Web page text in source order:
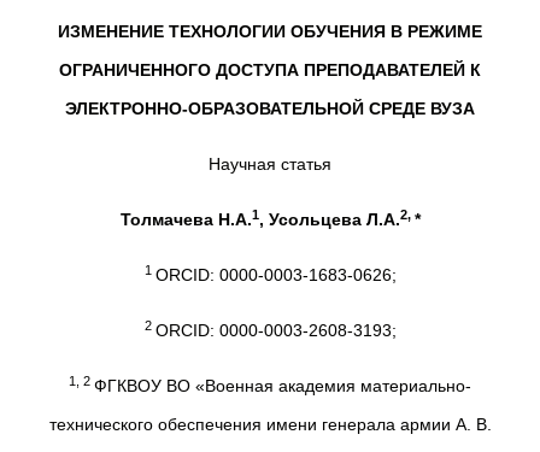
ИЗМЕНЕНИЕ ТЕХНОЛОГИИ ОБУЧЕНИЯ В РЕЖИМЕ
ОГРАНИЧЕННОГО ДОСТУПА ПРЕПОДАВАТЕЛЕЙ К
ЭЛЕКТРОННО-ОБРАЗОВАТЕЛЬНОЙ СРЕДЕ ВУЗА
Научная статья
Толмачева Н.А.1, Усольцева Л.А.2, *
1 ORCID: 0000-0003-1683-0626;
2 ORCID: 0000-0003-2608-3193;
1, 2 ФГКВОУ ВО «Военная академия материально-
технического обеспечения имени генерала армии А. В.